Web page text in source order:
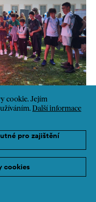
cookie. Jejím
Další informace
pro zajištění
cookies